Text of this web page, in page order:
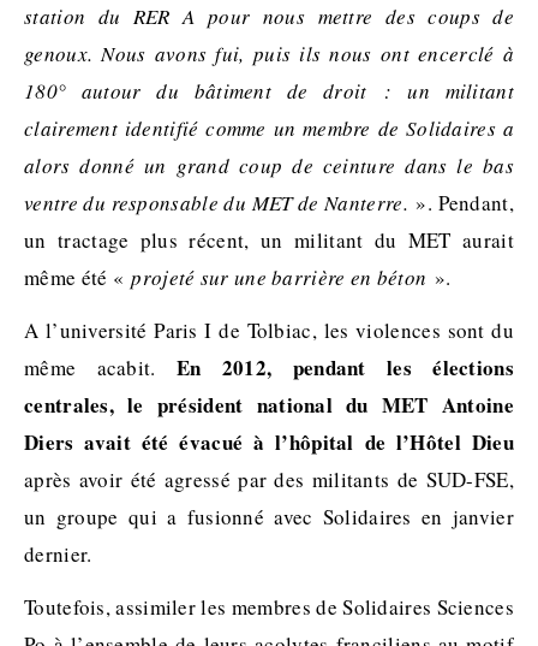
station du RER A pour nous mettre des coups de
genoux. Nous avons fui, puis ils nous ont encerclé à
180° autour du bâtiment de droit : un militant
clairement identifié comme un membre de Solidaires a
alors donné un grand coup de ceinture dans le bas
ventre du responsable du MET de Nanterre. ». Pendant,
un tractage plus récent, un militant du MET aurait
même été «projeté sur une barrière en béton ».
A l’université Paris I de Tolbiac, les violences sont du
même acabit. En 2012, pendant les élections
centrales, le président national du MET Antoine
Diers avait été évacué à l’hôpital de l’Hôtel Dieu
après avoir été agressé par des militants de SUD-FSE,
un groupe qui a fusionné avec Solidaires en janvier
dernier.
Toutefois, assimiler les membres de Solidaires Sciences